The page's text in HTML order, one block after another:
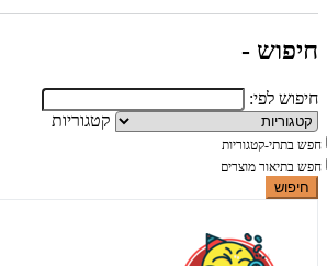
חיפוש -
חיפוש לפי:
קטגוריות
חפש בתתי-קטגוריות
חפש בתיאור מוצרים